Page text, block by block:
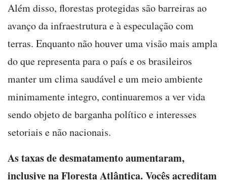
Além disso, florestas protegidas são barreiras ao
avanço da infraestrutura e à especulação com
terras. Enquanto não houver uma visão mais ampla
do que representa para o país e os brasileiros
manter um clima saudável e um meio ambiente
minimamente integro, continuaremos a ver vida
sendo objeto de barganha político e interesses
setoriais e não nacionais.
As taxas de desmatamento aumentaram,
inclusive na Floresta Atlântica. Vocês acreditam